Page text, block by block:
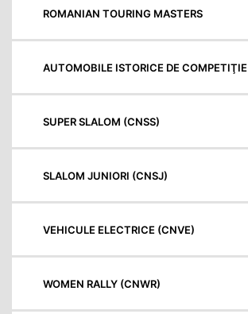
ROMANIAN TOURING MASTERS
AUTOMOBILE ISTORICE DE
SUPER SLALOM (CNSS)
SLALOM JUNIORI (CNSJ)
VEHICULE ELECTRICE (CNVE)
WOMEN RALLY (CNWR)